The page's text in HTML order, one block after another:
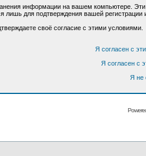
информации на вашем компьютере.
для подтверждения вашей регистрации
своё согласие с этими условиями.
Я согласен с
Я согласен с
Я не